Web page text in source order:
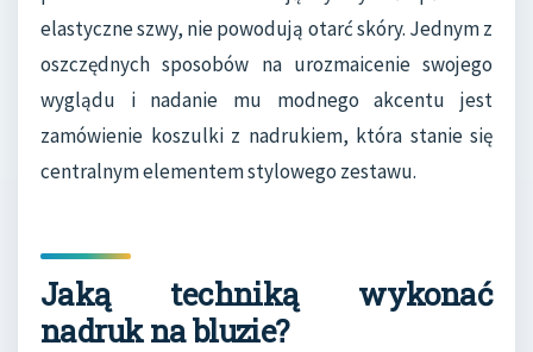
elastyczne szwy, nie powodują otarć skóry. Jednym z
oszczędnych sposobów na urozmaicenie swojego
wyglądu i nadanie mu modnego akcentu jest
zamówienie koszulki z nadrukiem, która stanie się
centralnym elementem stylowego zestawu.
Jaką techniką wykonać
nadruk na bluzie?